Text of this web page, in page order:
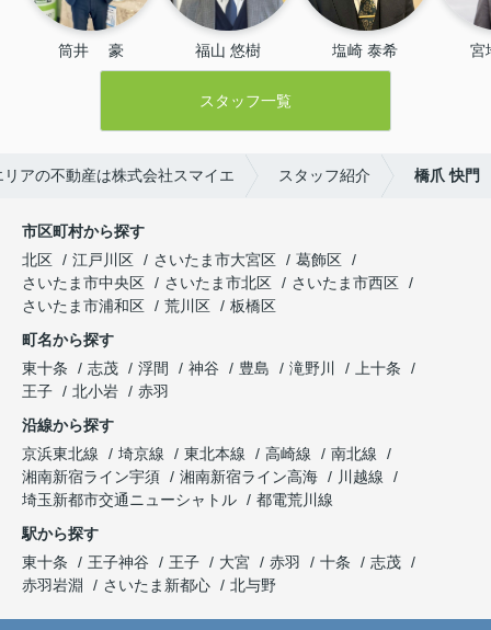
筒井　 豪 福山 悠樹 塩崎 泰希 宮
スタッフ一覧
アの不動産は株式会社スマイエ スタッフ紹介 橋爪 快門
市区町村から探す
北区
江戸川区 さいたま市大宮区
葛飾区
さいたま市中央区
さいたま市北区
さいたま市西区
さいたま市浦和区
荒川区
板橋区
町名から探す
東十条
志茂 浮間 神谷 豊島 滝野川
上十条
王子
北小岩
赤羽
沿線から探す
京浜東北線
埼京線 東北本線 高崎線
南北線
湘南新宿ライン宇須
湘南新宿ライン高海
川越線
埼玉新都市交通ニューシャトル
都電荒川線
駅から探す
東十条
王子神谷 王子 大宮 赤羽 十条
志茂
赤羽岩淵
さいたま新都心 北与野